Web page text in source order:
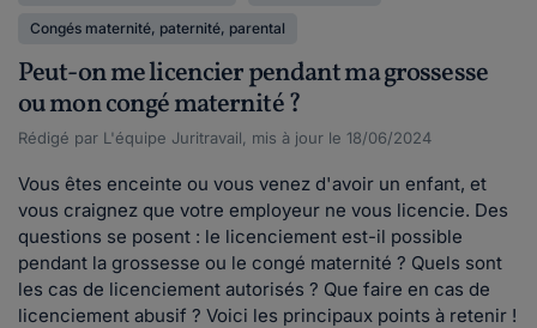
Congés maternité, paternité, parental
Peut-on me licencier pendant ma grossesse
ou mon congé maternité ?
Rédigé par L'équipe Juritravail, mis à jour le 18/06/2024
Vous êtes enceinte ou vous venez d'avoir un enfant, et
vous craignez que votre employeur ne vous licencie. Des
questions se posent : le licenciement est-il possible
pendant la grossesse ou le congé maternité ? Quels sont
les cas de licenciement autorisés ? Que faire en cas de
licenciement abusif ? Voici les principaux points à retenir !